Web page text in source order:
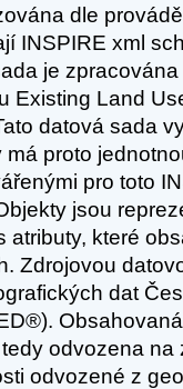
dle
INSPIRE xml
je
Existing Land
datová sada
má proto
pro toto
jsou
atributy, které
Zdrojovou
dat
odvozena
odvozené z